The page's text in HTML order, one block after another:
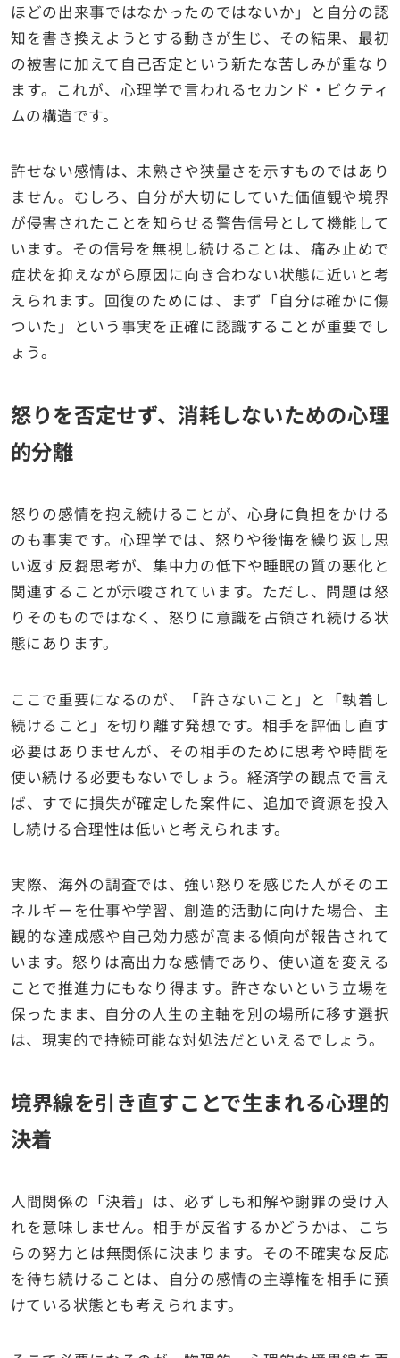
ほどの出来事ではなかったのではないか」と自分の認
知を書き換えようとする動きが生じ、その結果、最初
の被害に加えて自己否定という新たな苦しみが重なり
ます。これが、心理学で言われるセカンド・ビクティ
ムの構造です。
許せない感情は、未熟さや狭量さを示すものではあり
ません。むしろ、自分が大切にしていた価値観や境界
が侵害されたことを知らせる警告信号として機能して
います。その信号を無視し続けることは、痛み止めで
症状を抑えながら原因に向き合わない状態に近いと考
えられます。回復のためには、まず「自分は確かに傷
ついた」という事実を正確に認識することが重要でし
ょう。
怒りを否定せず、消耗しないための心理
的分離
怒りの感情を抱え続けることが、心身に負担をかける
のも事実です。心理学では、怒りや後悔を繰り返し思
い返す反芻思考が、集中力の低下や睡眠の質の悪化と
関連することが示唆されています。ただし、問題は怒
りそのものではなく、怒りに意識を占領され続ける状
態にあります。
ここで重要になるのが、「許さないこと」と「執着し
続けること」を切り離す発想です。相手を評価し直す
必要はありませんが、その相手のために思考や時間を
使い続ける必要もないでしょう。経済学の観点で言え
ば、すでに損失が確定した案件に、追加で資源を投入
し続ける合理性は低いと考えられます。
実際、海外の調査では、強い怒りを感じた人がそのエ
ネルギーを仕事や学習、創造的活動に向けた場合、主
観的な達成感や自己効力感が高まる傾向が報告されて
います。怒りは高出力な感情であり、使い道を変える
ことで推進力にもなり得ます。許さないという立場を
保ったまま、自分の人生の主軸を別の場所に移す選択
は、現実的で持続可能な対処法だといえるでしょう。
境界線を引き直すことで生まれる心理的
決着
人間関係の「決着」は、必ずしも和解や謝罪の受け入
れを意味しません。相手が反省するかどうかは、こち
らの努力とは無関係に決まります。その不確実な反応
を待ち続けることは、自分の感情の主導権を相手に預
けている状態とも考えられます。